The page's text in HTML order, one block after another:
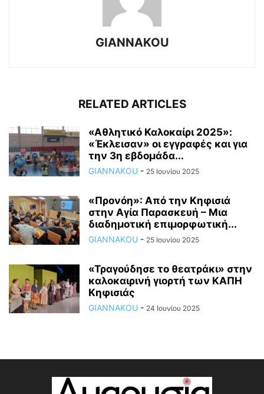
GIANNAKOU
RELATED ARTICLES
«Αθλητικό Καλοκαίρι 2025»:
«Έκλεισαν» οι εγγραφές και για
την 3η εβδομάδα...
GIANNAKOU - 25 Ιουνίου 2025
«Προνόη»: Από την Κηφισιά
στην Αγία Παρασκευή – Μια
διαδημοτική επιμορφωτική...
GIANNAKOU - 25 Ιουνίου 2025
«Τραγούδησε το θεατράκι» στην
καλοκαιρινή γιορτή των ΚΑΠΗ
Κηφισιάς
GIANNAKOU - 24 Ιουνίου 2025